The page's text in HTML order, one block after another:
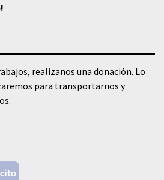
realizanos una donación. Lo
para transportarnos y